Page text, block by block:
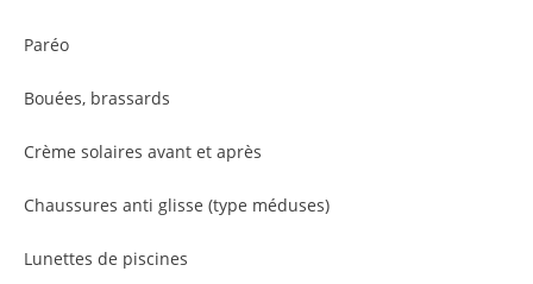
Paréo
Bouées, brassards
Crème solaires avant et après
Chaussures anti glisse (type méduses)
Lunettes de piscines